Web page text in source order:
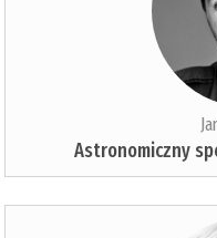
Astronomiczny